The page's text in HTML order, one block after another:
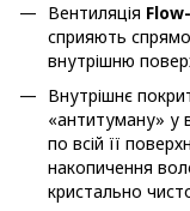
Вентиляція
сприяють
внутрішню
Внутрішнє
«антитуману» у
по всій її
накопичення
кристально